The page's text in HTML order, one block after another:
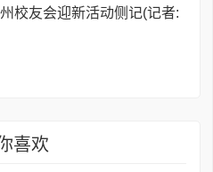
校友会迎新活动侧记(记者:
喜欢